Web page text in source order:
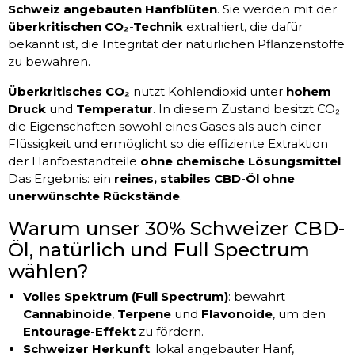
Schweiz angebauten Hanfblüten. Sie werden mit der
überkritischen CO₂-Technik extrahiert, die dafür
bekannt ist, die Integrität der natürlichen Pflanzenstoffe
zu bewahren.
Überkritisches CO₂ nutzt Kohlendioxid unter hohem
Druck und Temperatur. In diesem Zustand besitzt CO₂
die Eigenschaften sowohl eines Gases als auch einer
Flüssigkeit und ermöglicht so die effiziente Extraktion
der Hanfbestandteile ohne chemische Lösungsmittel.
Das Ergebnis: ein reines, stabiles CBD-Öl ohne
unerwünschte Rückstände.
Warum unser 30% Schweizer CBD-
Öl, natürlich und Full Spectrum
wählen?
Volles Spektrum (Full Spectrum): bewahrt
Cannabinoide, Terpeneund Flavonoide, um den
Entourage-Effektzu fördern.
Schweizer Herkunft: lokal angebauter Hanf,